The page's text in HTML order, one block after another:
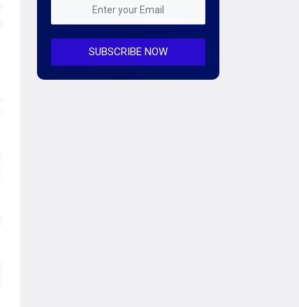
Mỗi tuần 01 Server
Server AI
Server Dedicated (Máy chủ riêng)
SUBSCRIBE NOW